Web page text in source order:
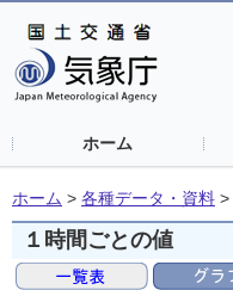
ホーム
ホーム > 各種データ・資料 >
１時間ごとの値